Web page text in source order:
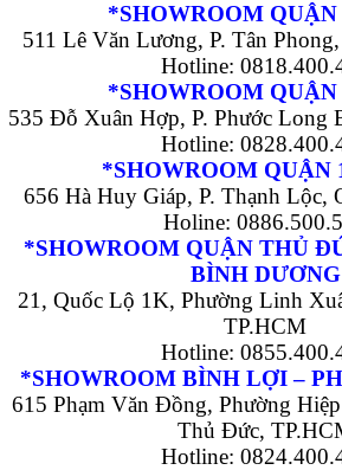
*SHOWROOM
511 Lê Văn Lương, P. Tân
Hotline:
*SHOWROOM
535 Đỗ Xuân Hợp, P. Phước Long
Hotline:
*SHOWROOM QUẬN
656 Hà Huy Giáp, P. Thạnh Lộc,
Holine:
*SHOWROOM QUẬN THỦ
BÌNH DƯƠNG
21, Quốc Lộ 1K, Phường Linh
TP.HCM
Hotline:
*SHOWROOM BÌNH LỢI –
615 Phạm Văn Đồng, Phường
Thủ Đức,
Hotline: